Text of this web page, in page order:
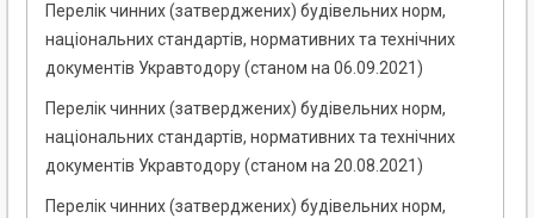
Перелік чинних (затверджених) будівельних норм,
національних стандартів, нормативних та технічних
документів Укравтодору (станом на 06.09.2021)
Перелік чинних (затверджених) будівельних норм,
національних стандартів, нормативних та технічних
документів Укравтодору (станом на 20.08.2021)
Перелік чинних (затверджених) будівельних норм,